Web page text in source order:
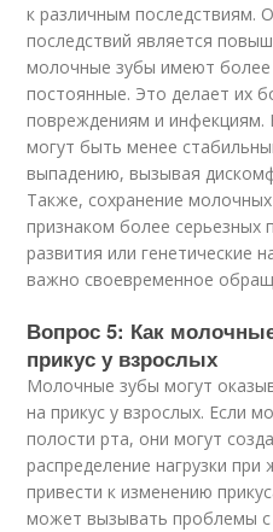
к различным последствиям.
последствий является
молочные зубы имеют
постоянные. Это делает их
повреждениям и
могут быть менее
выпадению, вызывая
Также, сохранение
признаком более серьезных
развития или генетические
важно своевременное
Вопрос 5: Как
прикус у взрослых
Молочные зубы могут
на прикус у взрослых. Если
полости рта, они могут
распределение нагрузки
привести к изменению
может вызывать проблемы